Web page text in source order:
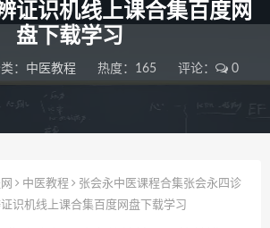
证识机线上课合集百度网
盘下载学习
： 中医教程 热度：165 评论： 0
中医教程
张会永中医课程合集张会永四诊
识机线上课合集百度网盘下载学习